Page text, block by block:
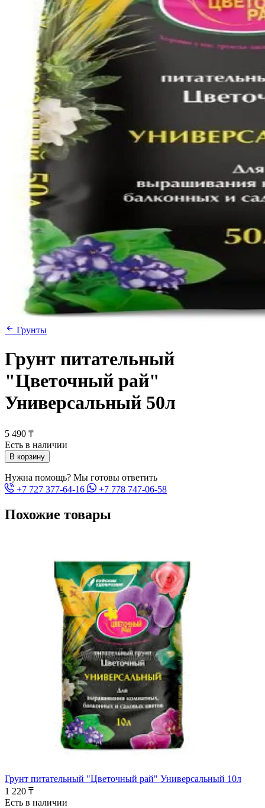
Грунты
Грунт питательный
"Цветочный рай"
Универсальный 50л
5 490 ₸
Есть в наличии
В корзину
Нужна помощь? Мы готовы ответить
+7 727 377-64-16
+7 778 747-06-58
Похожие товары
Грунт питательный "Цветочный рай" Универсальный 10л
1 220 ₸
Есть в наличии